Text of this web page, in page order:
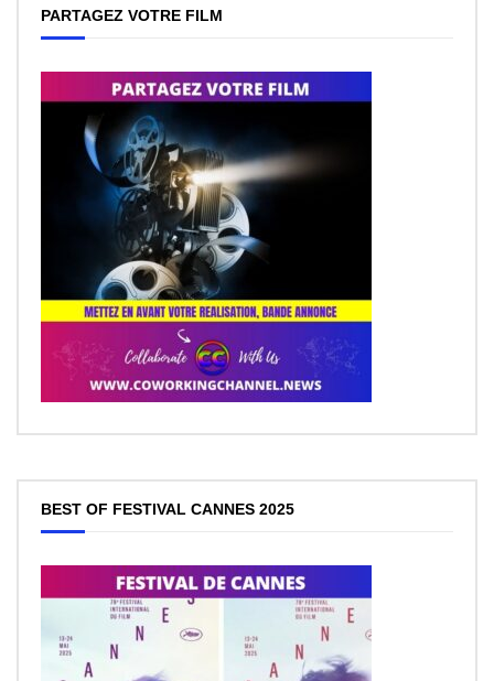
PARTAGEZ VOTRE FILM
BEST OF FESTIVAL CANNES 2025